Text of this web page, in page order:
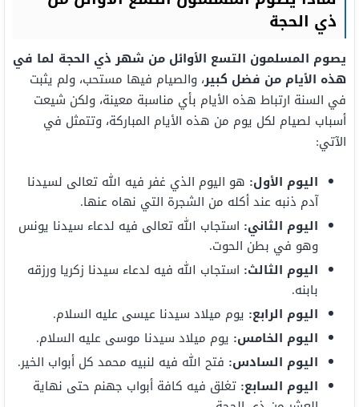
ذي الحجة
يصوم المسلمون التسع الأوائل من شهر ذي الحجة لما في
هذه الأيام من فضل كبير، والصيام فيها مستحب، ولم يثبت
في السنة ارتباط هذه الأيام بأي مناسبة معينة، ولكن شيعت
أسباب لصيام لكل يوم من هذه الأيام المباركة، وتتمثل في
الآتي:
اليوم الأول: هو اليوم الذي غفر فيه الله تعالى لسيدنا
آدم ذنبه عند أكله من الشجرة التي نهاه عنها.
اليوم الثاني: استجاب الله تعالى فيه لدعاء سيدنا يونس
وهو في بطن الحوت.
اليوم الثالث: استجاب الله فيه لدعاء سيدنا زكريا ورزقه
بابنه.
اليوم الرابع: يوم ميلاد سيدنا عيسى عليه السلام.
اليوم الخامس: يوم ميلاد سيدنا موسى عليه السلام.
اليوم السادس: فتح الله فيه لنبيه محمد كل أبواب الخير.
اليوم السابع: تغلق فيه كافة أبواب جهنم حتى نهاية